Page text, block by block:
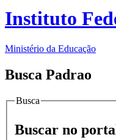
Instituto
Ministério da Educação
Busca Padrao
Busca
Buscar no portal